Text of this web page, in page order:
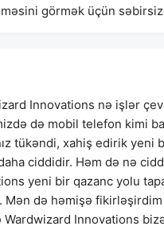
görmək üçün
Innovations nə işlər
də mobil telefon kimi
tükəndi, xahiş edirik yeni
ciddidir. Həm də nə
yeni bir qazanc yolu
Mən də həmişə
Innovations